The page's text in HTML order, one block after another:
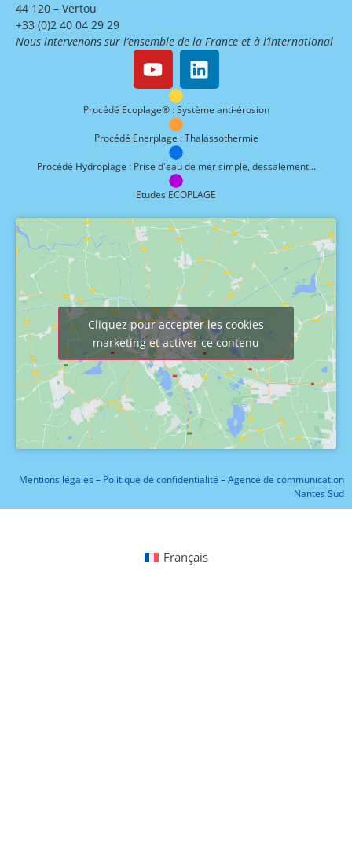
44 120 – Vertou
+33 (0)2 40 04 29 29
Nous intervenons sur l’ensemble de la France et à l’international
Procédé Ecoplage® : Système anti-érosion
Procédé Enerplage : Thalassothermie
Procédé Hydroplage : Prise d'eau de mer simple, dessalement...
Etudes ECOPLAGE
Cliquez pour accepter les cookies
marketing et activer ce contenu
Mentions légales – Politique de confidentialité –Agence de communication
Nantes Sud
Français